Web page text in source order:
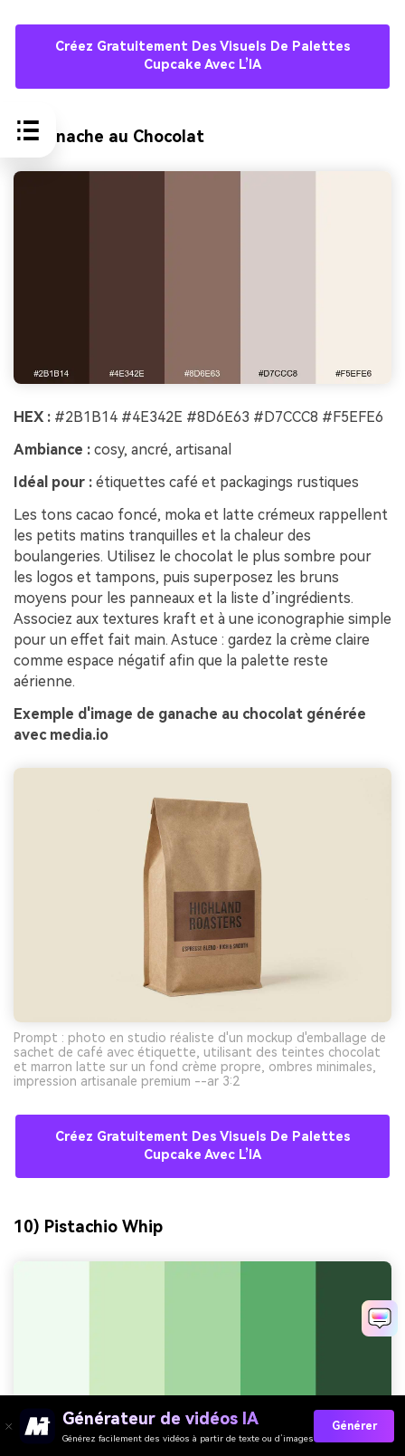
Créez Gratuitement Des Visuels De Palettes
Cupcake Avec L’IA
9) Ganache au Chocolat
HEX : #2B1B14 #4E342E #8D6E63 #D7CCC8 #F5EFE6
Ambiance : cosy, ancré, artisanal
Idéal pour : étiquettes café et packagings rustiques
Les tons cacao foncé, moka et latte crémeux rappellent
les petits matins tranquilles et la chaleur des
boulangeries. Utilisez le chocolat le plus sombre pour
les logos et tampons, puis superposez les bruns
moyens pour les panneaux et la liste d’ingrédients.
Associez aux textures kraft et à une iconographie simple
pour un effet fait main. Astuce : gardez la crème claire
comme espace négatif afin que la palette reste
aérienne.
Exemple d'image de ganache au chocolat générée
avec media.io
Prompt : photo en studio réaliste d'un mockup d'emballage de
sachet de café avec étiquette, utilisant des teintes chocolat
et marron latte sur un fond crème propre, ombres minimales,
impression artisanale premium --ar 3:2
Créez Gratuitement Des Visuels De Palettes
Cupcake Avec L’IA
10) Pistachio Whip
Générateur de vidéos IA
Générez facilement des vidéos à partir de texte ou d’images
Générer